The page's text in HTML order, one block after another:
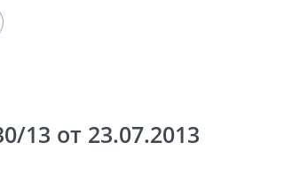
13 от 23.07.2013